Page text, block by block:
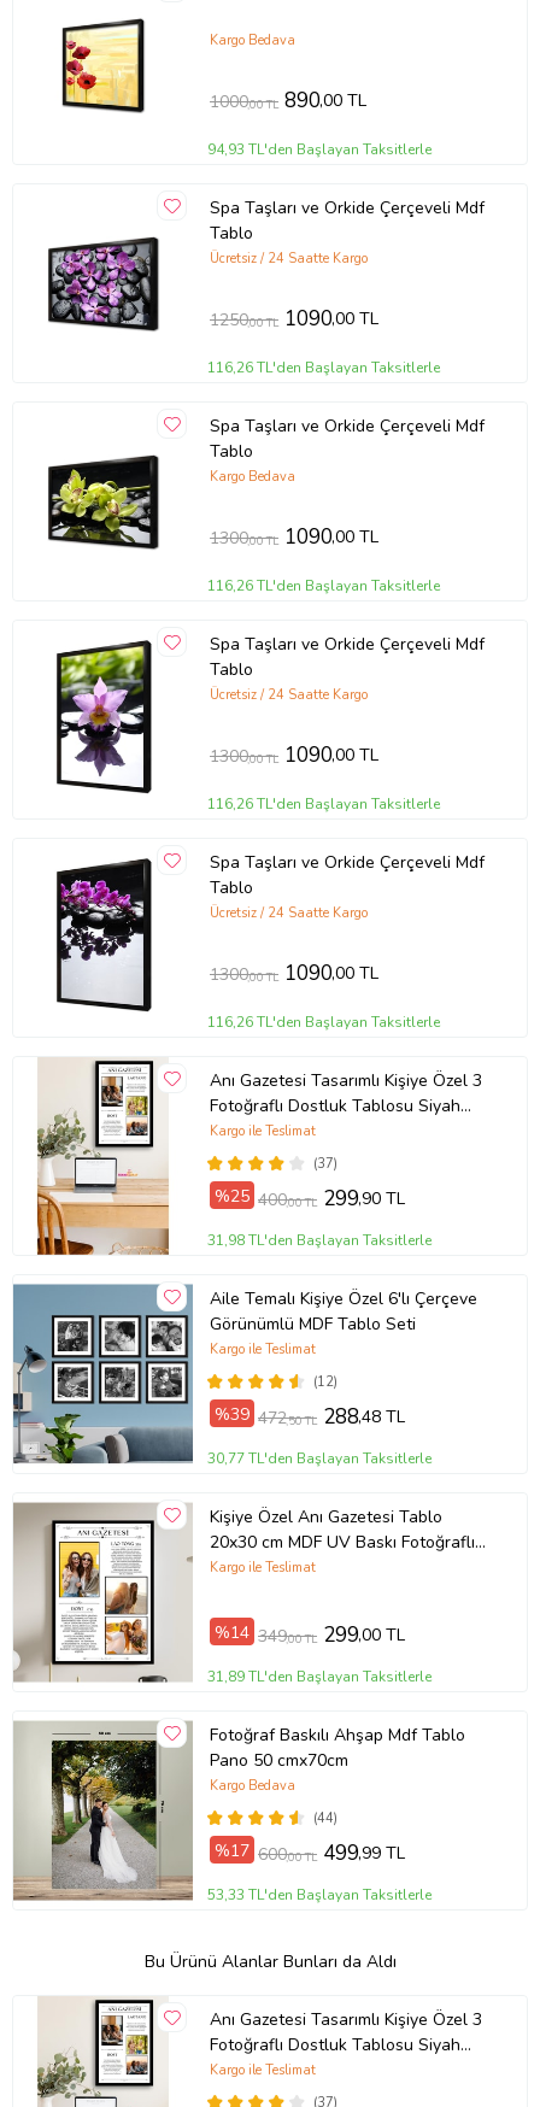
Kargo Bedava
1000,00 TL 890,00 TL
94,93 TL'den Başlayan Taksitlerle
Spa Taşları ve Orkide Çerçeveli Mdf
Tablo
Ücretsiz / 24 Saatte Kargo
1250,00 TL 1090,00 TL
116,26 TL'den Başlayan Taksitlerle
Spa Taşları ve Orkide Çerçeveli Mdf
Tablo
Kargo Bedava
1300,00 TL 1090,00 TL
116,26 TL'den Başlayan Taksitlerle
Spa Taşları ve Orkide Çerçeveli Mdf
Tablo
Ücretsiz / 24 Saatte Kargo
1300,00 TL 1090,00 TL
116,26 TL'den Başlayan Taksitlerle
Spa Taşları ve Orkide Çerçeveli Mdf
Tablo
Ücretsiz / 24 Saatte Kargo
1300,00 TL 1090,00 TL
116,26 TL'den Başlayan Taksitlerle
Anı Gazetesi Tasarımlı Kişiye Özel 3
Fotoğraflı Dostluk Tablosu Siyah
Çerçeveli UV Baskı
(37)
Kargo ile Teslimat
%25 400,00 TL 299,90 TL
31,98 TL'den Başlayan Taksitlerle
Aile Temalı Kişiye Özel 6'lı Çerçeve
Görünümlü MDF Tablo Seti
(12)
Kargo ile Teslimat
%39 472,50 TL 288,48 TL
30,77 TL'den Başlayan Taksitlerle
Kişiye Özel Anı Gazetesi Tablo
20x30 cm MDF UV Baskı Fotoğraflı
Dostluk Hatıra Tablosu
Kargo ile Teslimat
%14 349,00 TL 299,00 TL
31,89 TL'den Başlayan Taksitlerle
Fotoğraf Baskılı Ahşap Mdf Tablo
Pano 50 cmx70cm
(44)
Kargo Bedava
%17 600,00 TL 499,99 TL
53,33 TL'den Başlayan Taksitlerle
Bu Ürünü Alanlar Bunları da Aldı
Anı Gazetesi Tasarımlı Kişiye Özel 3
Fotoğraflı Dostluk Tablosu Siyah
Çerçeveli UV Baskı
(37)
Kargo ile Teslimat